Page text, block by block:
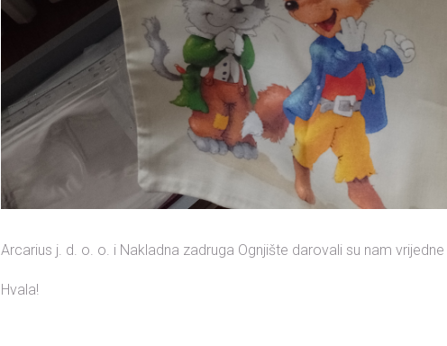
Arcarius j. d. o. o. i Nakladna zadruga Ognjište darovali su nam vrijedne
Hvala!